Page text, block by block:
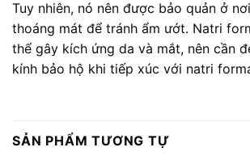
Tuy nhiên, nó nên được bảo quản ở
thoáng mát để tránh ẩm ướt. Natri
thể gây kích ứng da và mắt, nên cần
kính bảo hộ khi tiếp xúc với natri
SẢN PHẨM TƯƠNG TỰ